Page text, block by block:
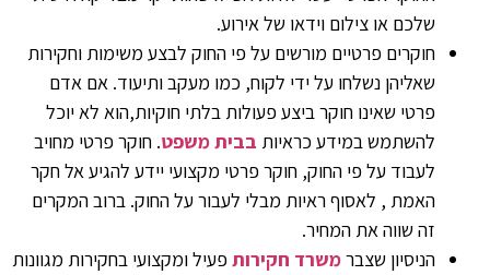
שלכם או צילום וידאו של אירוע.
חוקרים פרטיים מורשים על פי החוק לבצע משימות וחקירות
שאליהן נשלחו על ידי לקוח, כמו מעקב ותיעוד. אם אדם
פרטי שאינו חוקר ביצע פעולות בלתי חוקיות,הוא לא יוכל
להשתמש במידע כראיות בבית משפט. חוקר פרטי מחויב
לעבוד על פי החוק, חוקר פרטי מקצועי יידע להגיע אל חקר
האמת , לאסוף ראיות מבלי לעבור על החוק. ברוב המקרים
זה שווה את המחיר.
הניסיון שצברמשרד חקירותפעיל ומקצועי בחקירות מגוונות